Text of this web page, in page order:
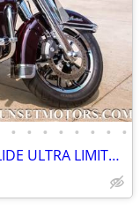
• • • • • • • •
2014 HARLEY DAVIDSON ELECTRA GLIDE ULTRA LIMITED 12K MILES SEE VIDEO